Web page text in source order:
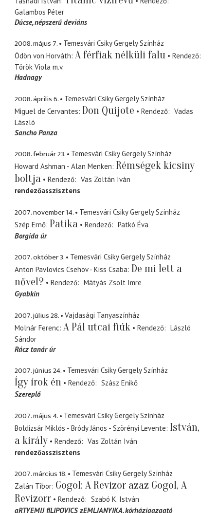
Galambos Péter
Dúcse népszerű deviáns
2008. május 7.
Temesvári Csiky Gergely Színház
Ödön von Horváth A férfiak nélküli falu
Rendező
Török Viola m.v.
Hadnagy
2008. április 6.
Temesvári Csiky Gergely Színház
Miguel de Cervantes Don Quijote Rendező
Vadas
László
Sancho Panza
2008. február 23.
Temesvári Csiky Gergely Színház
Howard Ashman - Alan Menken Rémségek kicsiny
boltja
Rendező
Vas Zoltán Iván
rendezőasszisztens
2007. november 14.
Temesvári Csiky Gergely Színház
Szép Ernő Patika Rendező
Patkó Éva
Borgida úr
2007. október 3.
Temesvári Csiky Gergely Színház
Anton Pavlovics Csehov - Kiss Csaba De mi lett a
nővel?
Rendező
Mátyás Zsolt Imre
Gyabkin
2007. július 28.
Vajdasági Tanyaszínház
Molnár Ferenc A Pál utcai fiúk Rendező
László
Sándor
Rácz tanár úr
2007. június 24. Temesvári Csiky Gergely Színház
Így írok én Rendező
Szász Enikő
Szereplő
2007. május 4.
Temesvári Csiky Gergely Színház
Boldizsár Miklós - Bródy János - Szörényi Levente István,
a király
Rendező
Vas Zoltán Iván
rendezőasszisztens
2007. március 18.
Temesvári Csiky Gergely Színház
Zalán Tibor Gogol: A Revizor azaz Gogol, A
Revizorr
Rendező
Szabó K. István
aRTYEMIJ fILIPOVICS zEMLJANYIKA kórházigazgató